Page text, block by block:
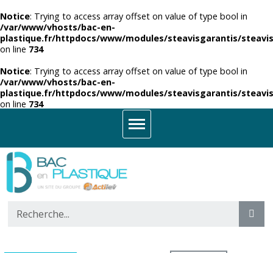
Notice: Trying to access array offset on value of type bool in
/var/www/vhosts/bac-en-
plastique.fr/httpdocs/www/modules/steavisgarantis/
on line 734
Notice: Trying to access array offset on value of type bool in
/var/www/vhosts/bac-en-
plastique.fr/httpdocs/www/modules/steavisgarantis/
on line 734